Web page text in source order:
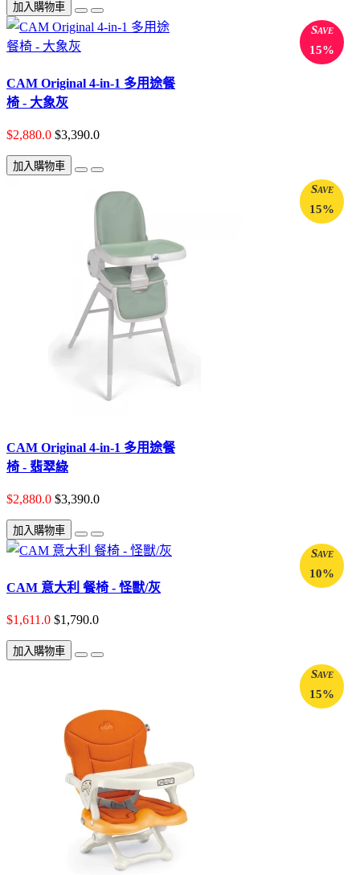
加入購物車
Save
15%
CAM Original 4-in-1 多用途餐
椅 - 大象灰
$2,880.0 $3,390.0
加入購物車
Save
15%
CAM Original 4-in-1 多用途餐
椅 - 翡翠綠
$2,880.0 $3,390.0
加入購物車
Save
10%
CAM 意大利 餐椅 - 怪獸/灰
$1,611.0 $1,790.0
加入購物車
Save
15%